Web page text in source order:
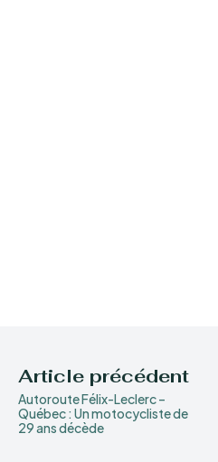
Article précédent
Autoroute Félix-Leclerc –
Québec : Un motocycliste de
29 ans décède